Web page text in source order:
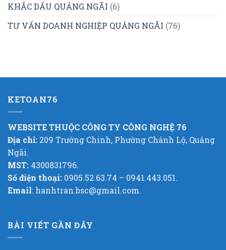
KHẮC DẤU QUẢNG NGÃI (6)
TƯ VẤN DOANH NGHIỆP QUẢNG NGÃI (76)
KETOAN76
WEBSITE THUỘC CÔNG TY CÔNG NGHỆ 76
Địa chỉ: 209 Trường Chinh, Phường Chánh Lộ, Quảng
Ngãi.
MST: 4300831796.
Số điện thoại: 0905.52.63.74 – 0941.443.051.
Email: hanhtran.bsc@gmail.com.
BÀI VIẾT GẦN ĐÂY